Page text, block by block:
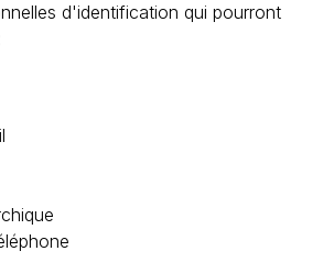
d'identification qui pourront